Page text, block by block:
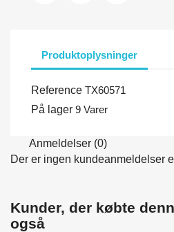
Produktoplysninger
Reference TX60571
På lager 9 Varer
Anmeldelser (0)
Der er ingen kundeanmeldelser
Kunder, der købte
også